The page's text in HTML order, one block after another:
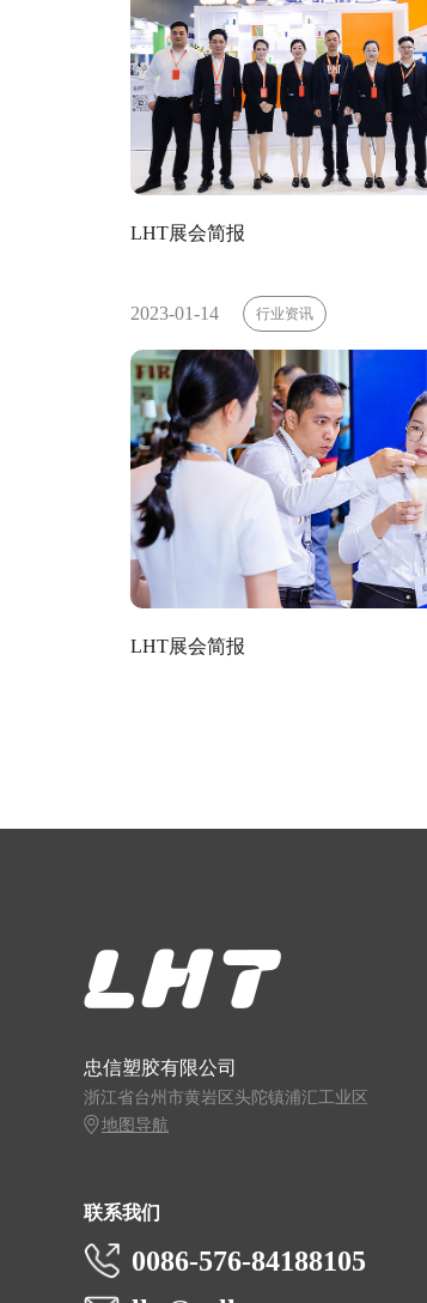
LHT展会简报
2023-01-14 行业资讯
LHT展会简报
忠信塑胶有限公司
浙江省台州市黄岩区头陀镇浦汇工业区
地图导航
联系我们
0086-576-84188105